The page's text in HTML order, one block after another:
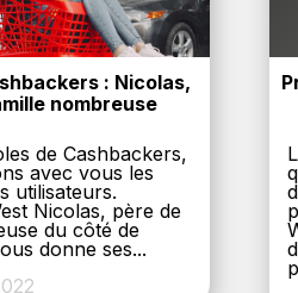
: Nicolas,
nombreuse
de Cashbackers,
avec vous les
utilisateurs.
Nicolas, père de
du côté de
donne ses...